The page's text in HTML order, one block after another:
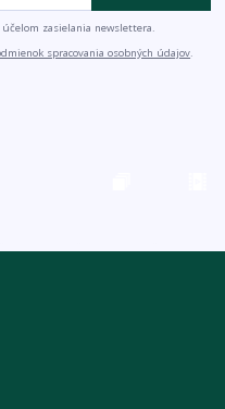
účelom zasielania newslettera.
spracovania osobných údajov.